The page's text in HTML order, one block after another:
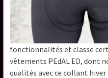
fonctionnalités et classe
vêtements PEdAL ED, dont
qualités avec ce collant